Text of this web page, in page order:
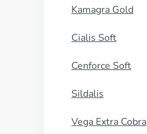
Kamagra Gold
Cialis Soft
Cenforce Soft
Sildalis
Vega Extra Cobra